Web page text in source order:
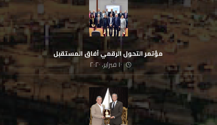
‏ مؤتمر التحول الرقمي آفاق المستقبل
١٠ فبراير، ٢٠٢٠